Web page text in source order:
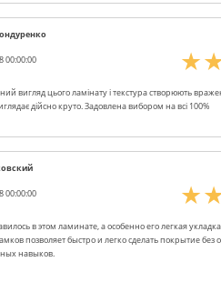
00:00:00
вигляд цього ламінату і текстура створюють
дійсно круто. Задовлена вибором на всі 100%
00:00:00
в этом ламинате, а особенно его легкая
позволяет быстро и легко сделать покрытие без
навыков.